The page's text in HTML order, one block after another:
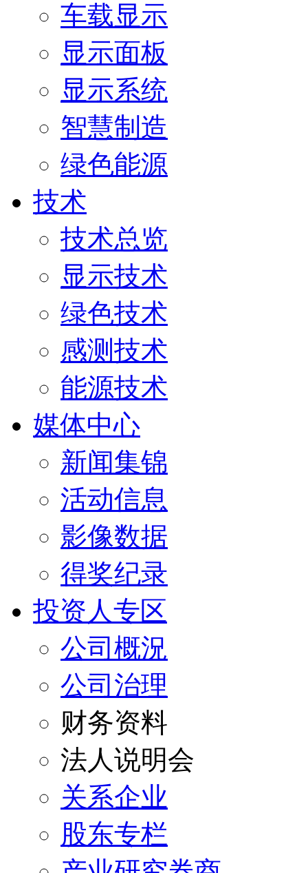
车载显示
显示面板
显示系统
智慧制造
绿色能源
技术
技术总览
显示技术
绿色技术
感测技术
能源技术
媒体中心
新闻集锦
活动信息
影像数据
得奖纪录
投资人专区
公司概況
公司治理
财务资料
法人说明会
关系企业
股东专栏